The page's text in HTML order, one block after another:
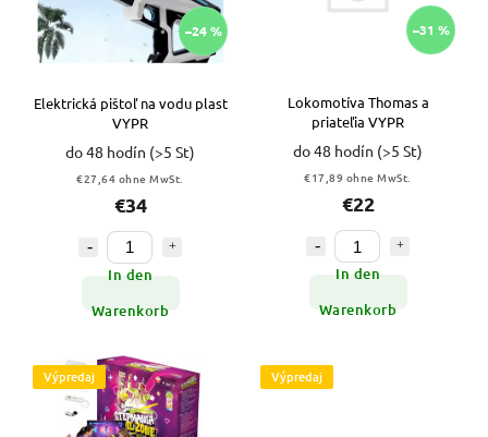
–24 %
Elektrická pištoľ na vodu plast
VYPR
do 48 hodín (>5 St)
€27,64 ohne MwSt.
€34
In den
Warenkorb
–31 %
Lokomotíva Thomas a
priateľia VYPR
do 48 hodín (>5 St)
€17,89 ohne MwSt.
€22
In den
Warenkorb
Výpredaj Výpredaj